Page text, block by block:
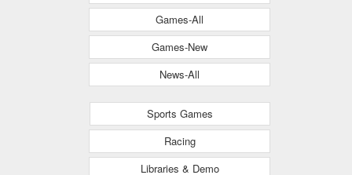
Games-All
Games-New
News-All
Sports Games
Racing
Libraries & Demo